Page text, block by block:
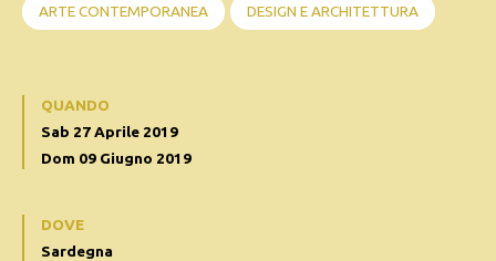
ARTE CONTEMPORANEA DESIGN E ARCHITETTURA
QUANDO
Sab 27 Aprile 2019
Dom 09 Giugno 2019
DOVE
Sardegna